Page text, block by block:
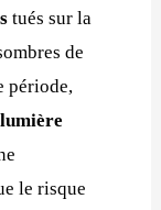
tués sur la
de
période,
lumière
le risque